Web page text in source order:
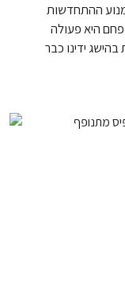
ההתחדשות
היא פעולה
ידינו כבר